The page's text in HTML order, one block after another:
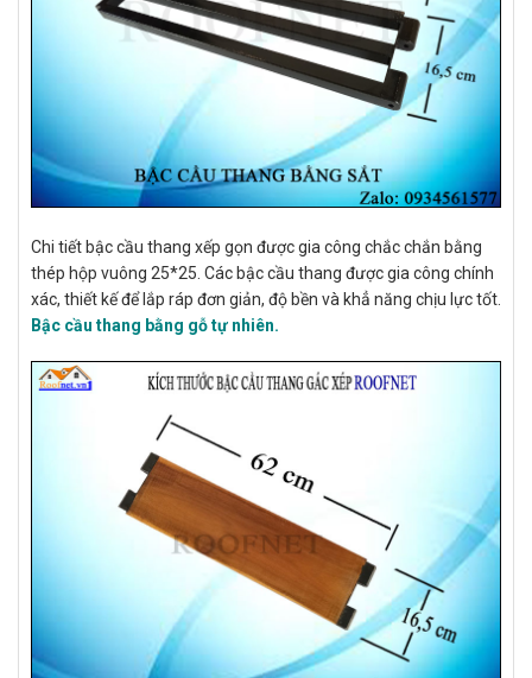
Chi tiết bậc cầu thang xếp gọn được gia công chắc chắn bằng
thép hộp vuông 25*25. Các bậc cầu thang được gia công chính
xác, thiết kế để lắp ráp đơn giản, độ bền và khẳ năng chịu lực tốt.
Bậc cầu thang bằng gỗ tự nhiên.